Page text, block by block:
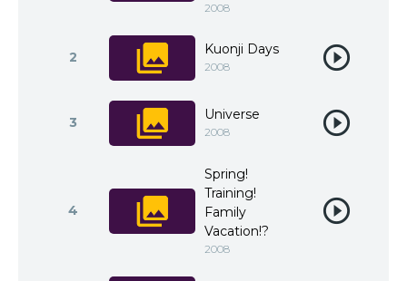
2008
2 Kuonji Days
2008
3 Universe
2008
4
Spring!
Training!
Family
Vacation!?
2008